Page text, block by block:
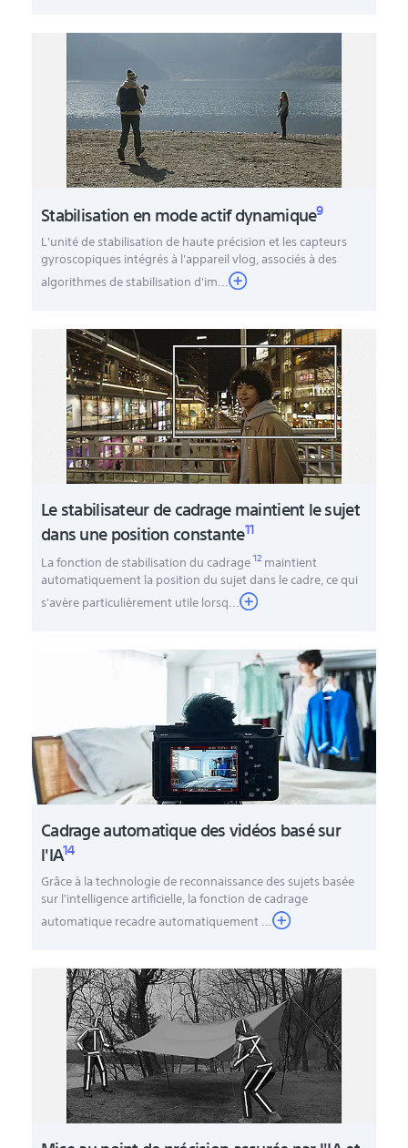
Stabilisation en mode actif dynamique9
L'unité de stabilisation de haute précision et les capteurs
gyroscopiques intégrés à l'appareil vlog, associés à des
algorithmes de stabilisation d'im...
Le stabilisateur de cadrage maintient le sujet
dans une position constante11
La fonction de stabilisation du cadrage12maintient
automatiquement la position du sujet dans le cadre, ce qui
s'avère particulièrement utile lorsq...
Cadrage automatique des vidéos basé sur
l'IA14
Grâce à la technologie de reconnaissance des sujets basée
sur l'intelligence artificielle, la fonction de cadrage
automatique recadre automatiquement ...